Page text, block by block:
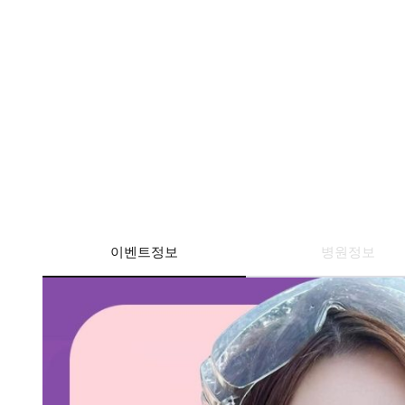
이벤트정보 병원정보